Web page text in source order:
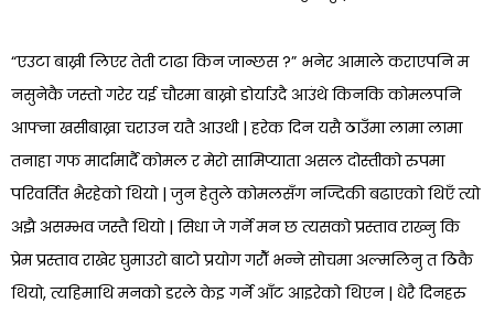
“एउटा बाख्री लिएर तेती टाढा किन जान्छस ?” भनेर आमाले कराएपनि म
नसुनेकै जस्तो गरेर यई चौरमा बाख्रो डोर्याउदै आउंथे किनकि कोमलपनि
आफ्ना खसीबाख्रा चराउन यतै आउथी | हरेक दिन यसै ठाउँमा लामा लामा
तनाहा गफ मार्दामार्दै कोमल र मेरो सामिप्याता असल दोस्तीको रुपमा
परिवर्तित भैरहेको थियो | जुन हेतुले कोमलसँग नज्दिकी बढाएको थिएँ त्यो
अझै असम्भव जस्तै थियो | सिधा जे गर्ने मन छ त्यसको प्रस्ताव राख्नु कि
प्रेम प्रस्ताव राखेर घुमाउरो बाटो प्रयोग गरौँ भन्ने सोचमा अल्मलिनु त ठिकै
थियो, त्यहिमाथि मनको डरले केइ गर्ने आँट आइरेको थिएन | धेरै दिनहरु